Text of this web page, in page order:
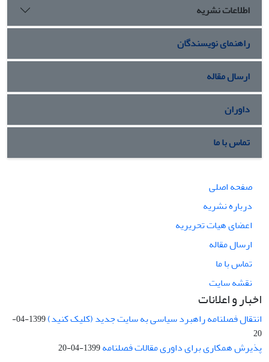
اطلاعات نشریه
راهنمای نویسندگان
ارسال مقاله
داوران
تماس با ما
صفحه اصلی
درباره نشریه
اعضای هیات تحریریه
ارسال مقاله
تماس با ما
نقشه سایت
اخبار و اعلانات
انتقال فصلنامه راهبرد سیاسی به سایت جدید (کلیک کنید)
1399-04-
20
پذیرش همکاری برای داوری مقالات فصلنامه1399-04-20